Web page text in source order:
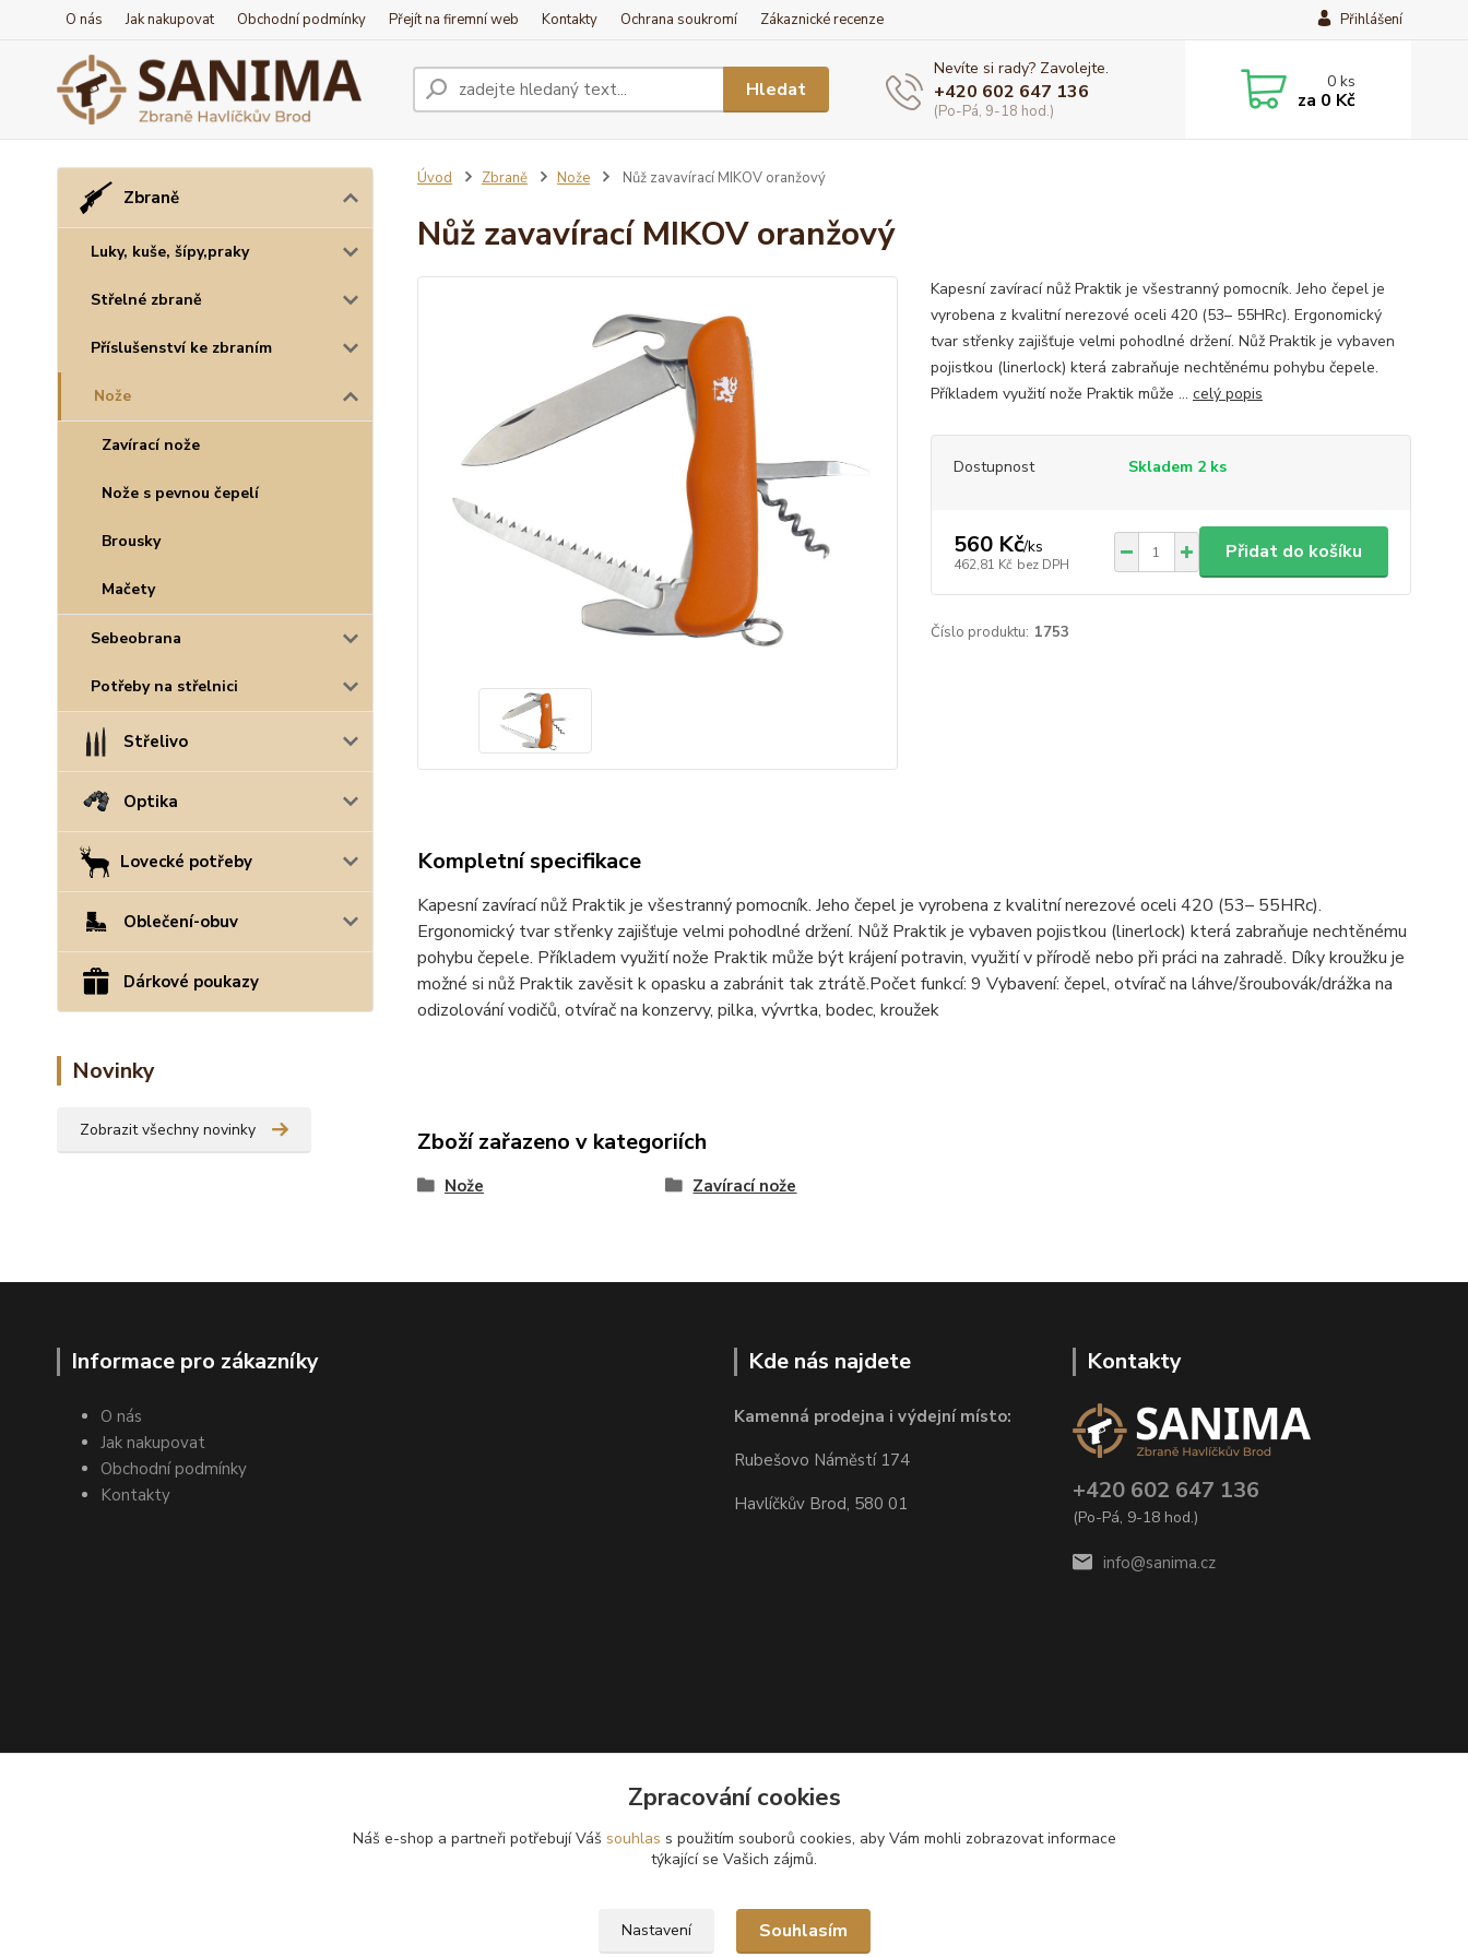
O nás Jak nakupovat Obchodní podmínky Přejít na firemní web Kontakty Ochrana soukromí Zákaznické recenze Přihlášení
Hledat
Nevíte si rady? Zavolejte.
+420 602 647 136
(Po-Pá, 9-18 hod.)
0ks
za 0 Kč
Zbraně
Luky, kuše, šípy,praky
Střelné zbraně
Příslušenství ke zbraním
Nože
Zavírací nože
Nože s pevnou čepelí
Brousky
Mačety
Sebeobrana
Potřeby na střelnici
Střelivo
Optika
Lovecké potřeby
Oblečení-obuv
Dárkové poukazy
Novinky
Zobrazit všechny novinky
Úvod Zbraně Nože Nůž zavavírací MIKOV oranžový
Nůž zavavírací MIKOV oranžový
Kapesní zavírací nůž Praktik je všestranný pomocník. Jeho čepel je
vyrobena z kvalitní nerezové oceli 420 (53– 55HRc). Ergonomický
tvar střenky zajišťuje velmi pohodlné držení. Nůž Praktik je vybaven
pojistkou (linerlock) která zabraňuje nechtěnému pohybu čepele.
Příkladem využití nože Praktik může ... celý popis
Dostupnost Skladem 2 ks
560 Kč/ks
462,81 Kč bez DPH
Přidat do košíku
Číslo produktu: 1753
Kompletní specifikace
Kapesní zavírací nůž Praktik je všestranný pomocník. Jeho čepel je vyrobena z kvalitní nerezové oceli 420 (53– 55HRc).
Ergonomický tvar střenky zajišťuje velmi pohodlné držení. Nůž Praktik je vybaven pojistkou (linerlock) která zabraňuje nechtěnému
pohybu čepele. Příkladem využití nože Praktik může být krájení potravin, využití v přírodě nebo při práci na zahradě. Díky kroužku je
možné si nůž Praktik zavěsit k opasku a zabránit tak ztrátě.Počet funkcí: 9 Vybavení: čepel, otvírač na láhve/šroubovák/drážka na
odizolování vodičů, otvírač na konzervy, pilka, vývrtka, bodec, kroužek
Zboží zařazeno v kategoriích
Nože Zavírací nože
Informace pro zákazníky
O nás
Jak nakupovat
Obchodní podmínky
Kontakty
Kde nás najdete
Kamenná prodejna i výdejní místo:
Rubešovo Náměstí 174
Havlíčkův Brod, 580 01
Kontakty
+420 602 647 136
(Po-Pá, 9-18 hod.)
info@sanima.cz
Zpracování cookies
Náš e-shop a partneři potřebují Váš souhlas s použitím souborů cookies, aby Vám mohli zobrazovat informace
týkající se Vašich zájmů.
Nastavení Souhlasím